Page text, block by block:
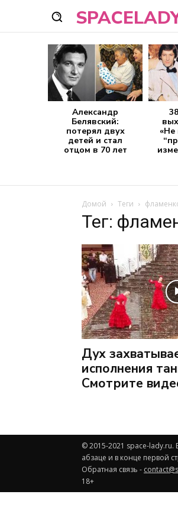
Александр
Белявский:
потерял двух
детей и стал
отцом в 70 лет
«Не
Домой Теги
Тег:
Дух
исполнения
Смотрите
© 2015-2021 space-
абзаце и в конце первой
Обратная связь -
18+